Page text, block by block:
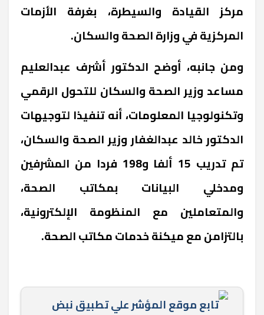
مركز القيادة والسيطرة، بغرفة الأزمات
المركزية في وزارة الصحة والسكان.
ومن جانبه، أوضح الدكتور أشرف عبدالعليم
مساعد وزير الصحة والسكان للتحول الرقمي
وتكنولوجيا المعلومات، أنه تنفيذا لتوجيهات
الدكتور خالد عبدالغفار وزير الصحة والسكان،
تم تدريب 15 ألفا و198 فردا من المشرفين
ومدخلي البيانات بمكاتب الصحة،
والمتعاملين مع المنظومة الإلكترونية،
بالتزامن مع ميكنة خدمات مكاتب الصحة.
تابع موقع المؤشر علي تطبيق نبض